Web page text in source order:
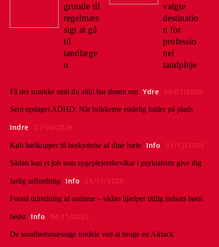
grunde til
regelmæs
sigt at gå
til
tandlæge
n
valgte
destinatio
n for
professio
nel
tandpleje
Få det smukke smil du altid har drømt om Ydre 30/07/2026
Sent opdaget ADHD: Når brikkerne endelig falder på plads
Indre 21/04/2026
Køb hælkopper til beskyttelse af dine hæle Info 31/12/2025
Sådan kan et job som sygeplejerskevikar i psykiatrien give dig
farlig udfordring Info 25/11/2025
Forstå udredning af autisme – sådan hjælper tidlig indsats børn
bedst Info 04/11/2025
De sundhedsmæssige fordele ved at bruge en Airtack